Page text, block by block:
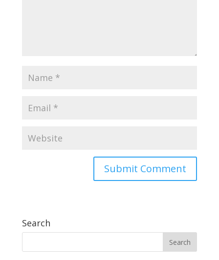
Search